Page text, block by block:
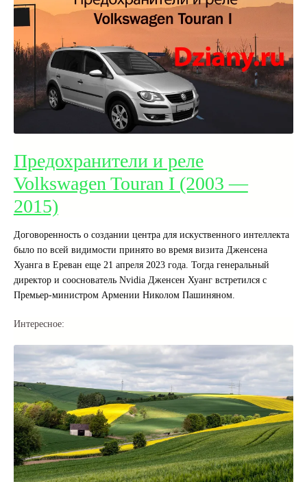
Предохранители и реле
Volkswagen Touran I (2003 —
2015)
Договоренность о создании центра для искуственного интеллекта
было по всей видимости принято во время визита Дженсена
Хуанга в Ереван еще 21 апреля 2023 года. Тогда генеральный
директор и сооснователь Nvidia Дженсен Хуанг встретился с
Премьер-министром Армении Николом Пашиняном.
Интересное: